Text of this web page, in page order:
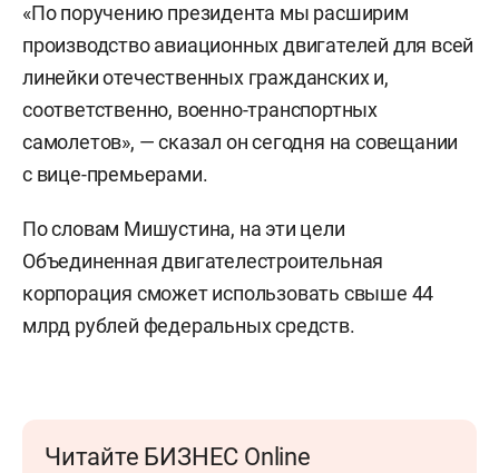
«По поручению президента мы расширим
производство авиационных двигателей для всей
линейки отечественных гражданских и,
соответственно, военно-транспортных
самолетов», — сказал он сегодня на совещании
с вице-премьерами.
По словам Мишустина, на эти цели
Объединенная двигателестроительная
корпорация сможет использовать свыше 44
млрд рублей федеральных средств.
Читайте БИЗНЕС Online